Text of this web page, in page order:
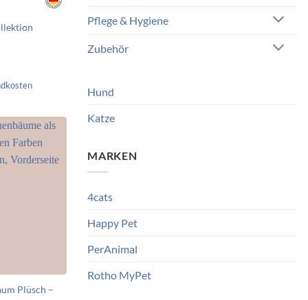
Plüsch –
Pflege & Hygiene
Zubehör
Hund
Katze
MARKEN
4cats
Happy Pet
PerAnimal
Rotho MyPet